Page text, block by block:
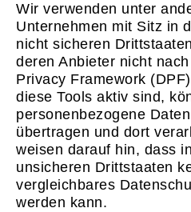
Wir verwenden unter
Unternehmen mit Sitz in
nicht sicheren
deren Anbieter nicht
Privacy Framework
diese Tools aktiv sind,
personenbezogene
übertragen und dort
weisen darauf hin, dass
unsicheren Drittstaaten
vergleichbares
werden kann.